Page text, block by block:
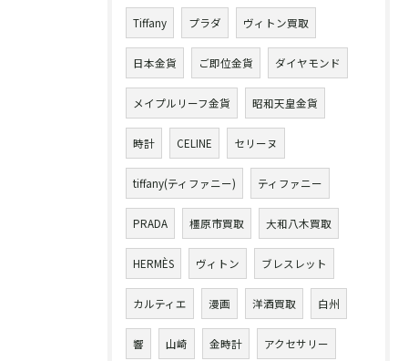
Tiffany プラダ ヴィトン買取
日本金貨 ご即位金貨 ダイヤモンド
メイプルリーフ金貨 昭和天皇金貨
時計 CELINE セリーヌ
tiffany(ティファニー) ティファニー
PRADA 橿原市買取 大和八木買取
HERMÈS ヴィトン ブレスレット
カルティエ 漫画 洋酒買取 白州
響 山崎 金時計 アクセサリー